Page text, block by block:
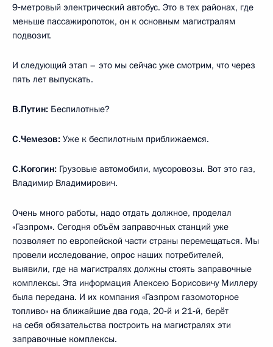
9‑метровый электрический автобус. Это в тех районах, где
меньше пассажиропоток, он к основным магистралям
подвозит.
И следующий этап – это мы сейчас уже смотрим, что через
пять лет выпускать.
В.Путин: Беспилотные?
С.Чемезов: Уже к беспилотным приближаемся.
С.Когогин: Грузовые автомобили, мусоровозы. Вот это газ,
Владимир Владимирович.
Очень много работы, надо отдать должное, проделал
«Газпром». Сегодня объём заправочных станций уже
позволяет по европейской части страны перемещаться. Мы
провели исследование, опрос наших потребителей,
выявили, где на магистралях должны стоять заправочные
комплексы. Эта информация Алексею Борисовичу Миллеру
была передана. И их компания «Газпром газомоторное
топливо» на ближайшие два года, 20‑й и 21‑й, берёт
на себя обязательства построить на магистралях эти
заправочные комплексы.